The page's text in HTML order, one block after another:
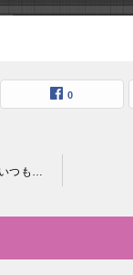
0
引き出しを増やそう！いつもと違う雰囲気の曲が作りたいときに試したい方法５選！